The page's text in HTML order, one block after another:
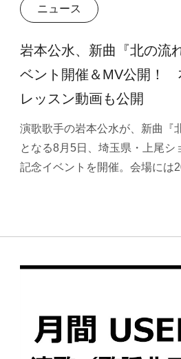
ニュース
岩本公水、新曲『北の流
ベント開催＆MV公開！
レッスン動画も公開
演歌歌手の岩本公水が、新曲『
となる8月5日、埼玉県・上尾シ
記念イベントを開催。会場には